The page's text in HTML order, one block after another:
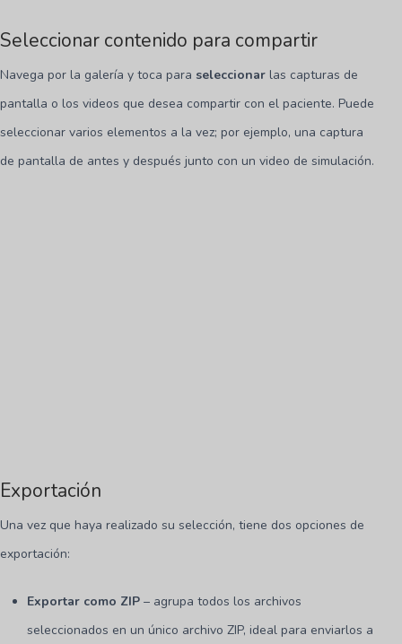
Seleccionar contenido para compartir
Navega por la galería y toca para seleccionar las capturas de
pantalla o los videos que desea compartir con el paciente. Puede
seleccionar varios elementos a la vez; por ejemplo, una captura
de pantalla de antes y después junto con un video de simulación.
Exportación
Una vez que haya realizado su selección, tiene dos opciones de
exportación:
Exportar como ZIP – agrupa todos los archivos
seleccionados en un único archivo ZIP, ideal para enviarlos a